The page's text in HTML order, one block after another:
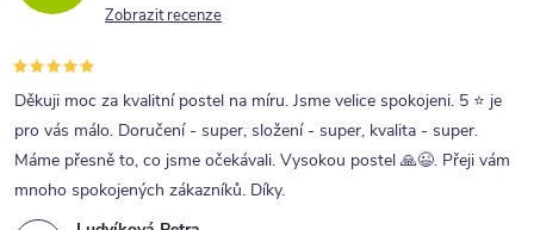
Zobrazit recenze
Děkuji moc za kvalitní postel na míru. Jsme velice spokojeni. 5 ⭐ je
pro vás málo. Doručení - super, složení - super, kvalita - super.
Máme přesně to, co jsme očekávali. Vysokou postel 🙏😉. Přeji vám
mnoho spokojených zákazníků. Díky.